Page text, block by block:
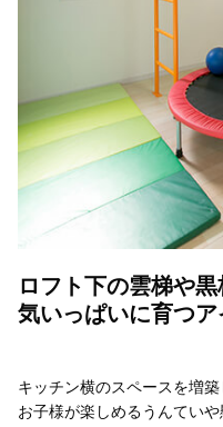
ロフト下の雲梯や
気いっぱいに育つ
キッチン横のスペースを増築
お子様が楽しめるうんてい